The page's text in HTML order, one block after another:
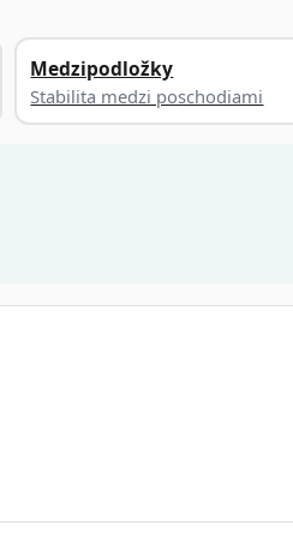
Medzipodložky
Stabilita medzi poschodiami